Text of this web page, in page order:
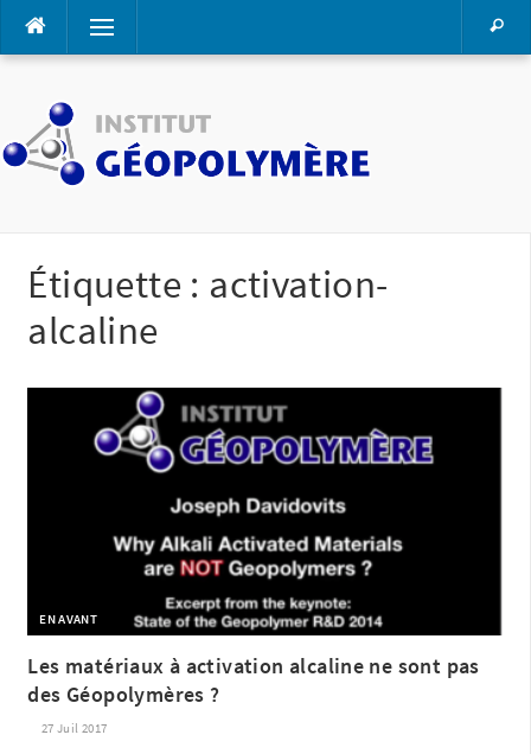
Aller
Menu
Étiquette : activation-
alcaline
EN AVANT
Les matériaux à activation alcaline ne sont pas
des Géopolymères ?
27 Juil 2017